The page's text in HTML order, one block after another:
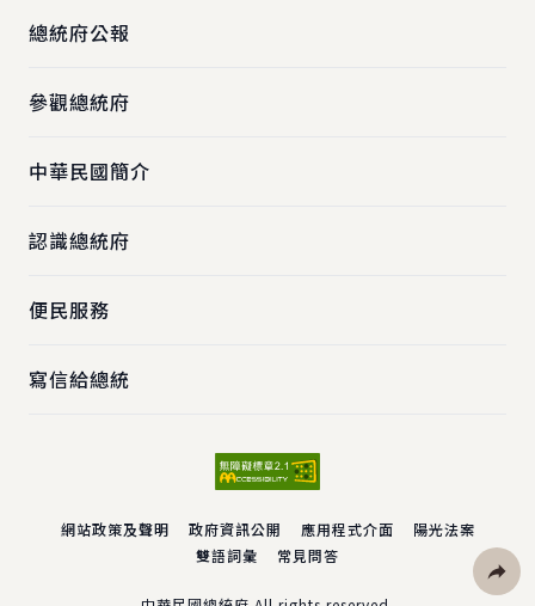
總統府公報
參觀總統府
中華民國簡介
認識總統府
便民服務
寫信給總統
網站政策及聲明 政府資訊公開 應用程式介面
陽光法案
雙語詞彙
常見問答